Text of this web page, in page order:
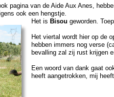
pagina van de Aide Aux Anes,
ook een hengstje.
Het is Bisou geworden.
Het viertal wordt hier op de
hebben immers nog verse
bevalling zal zij rust krijgen
Een woord van dank gaat
heeft aangetrokken, mij